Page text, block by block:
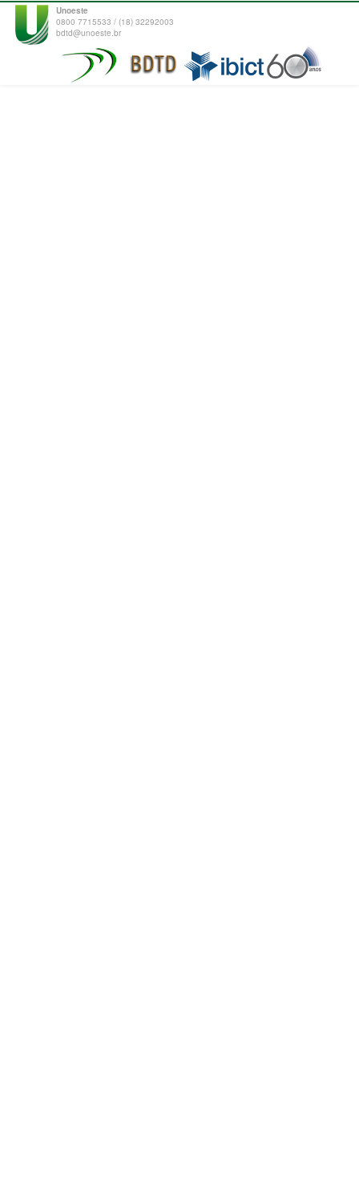
Unoeste
0800 7715533 / (18) 32292003
bdtd@unoeste.br